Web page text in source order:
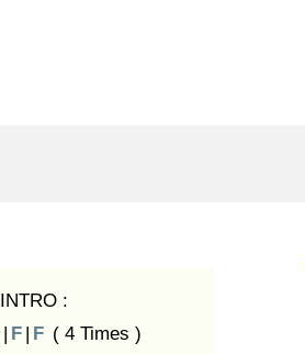
INTRO :
| F | F ( 4 Times )